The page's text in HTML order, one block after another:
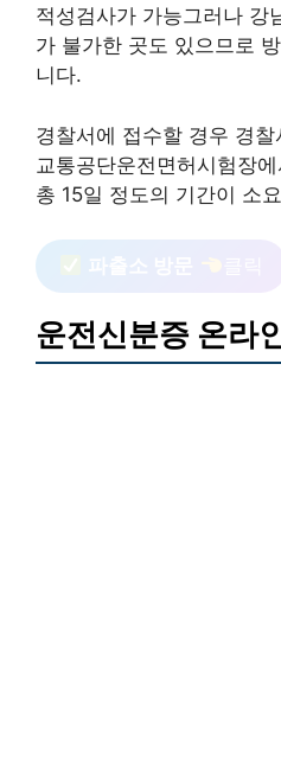
적성검사가 가능그러나 강
가 불가한 곳도 있으므로
니다.
경찰서에 접수할 경우 경
교통공단운전면허시험장
총 15일 정도의 기간이 소
파출소 방문
운전신분증 온라